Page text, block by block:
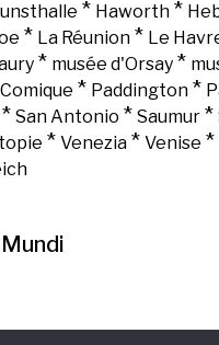
* Haworth *
* La Réunion* Le
* musée d'Orsay *
* Paddington*
* San Antonio * Saumur *
* Venezia* Venise *